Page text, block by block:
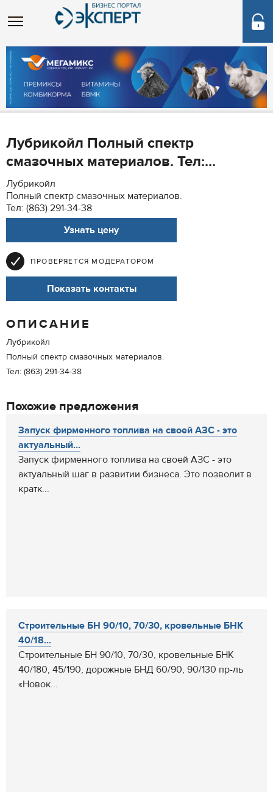
Лубрикойл Полный спектр
смазочных материалов. Тел:...
Лубрикойл
Полный спектр смазочных материалов.
Тел: (863) 291-34-38
Узнать цену
ПРОВЕРЯЕТСЯ МОДЕРАТОРОМ
Показать контакты
ОПИСАНИЕ
Лубрикойл
Полный спектр смазочных материалов.
Тел: (863) 291-34-38
Похожие предложения
Запуск фирменного топлива на своей АЗС - это
актуальный...
Запуск фирменного топлива на своей АЗС - это
актуальный шаг в развитии бизнеса. Это позволит в
кратк...
Строительные БН 90/10, 70/30, кровельные БНК
40/18...
Строительные БН 90/10, 70/30, кровельные БНК
40/180, 45/190, дорожные БНД 60/90, 90/130 пр-ль
«Новок...